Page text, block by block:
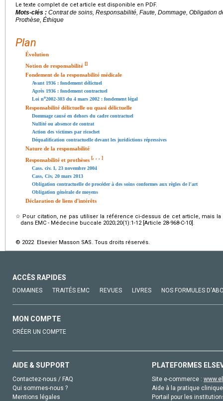
Le texte complet de cet article est disponible en PDF.
Mots-clés : Contrat de soins, Responsabilité, Faute, Dommage, Obligation
Prothèse, Éthique
Plan
Évolution
Notion de responsabilité []
Fondement de la responsabilité médicale
Avant 1936 : fondement délictuel
Après 1936 : fondement contractuel
Loi no2002-303 du 4 mars 2002 : fondement légal
Responsabilité délictuelle ou quasi délictuelle
Dommage causé en dehors du cadre contractuel
Nullité ou absence de contrat
Action des victimes par ricochet
Déqualification contractuelle devant les juridictions répressives
Nature de la responsabilité
Responsabilité et prothèses [, , , ]
Cass. civ. I, 23 novembre 2004
Cass, Civ, 20 mars 2013
Obligation contractuelle de procéder à des soins conformes aux règles de l'art
Obligation générale de moyens
Déclaration de liens d'intérêts
☆ Pour citation, ne pas utiliser la référence ci-dessus de cet article, mais
dans EMC - Médecine buccale 2020;20(1):1-12 [Article 28-968-C-10].
© 2022 Elsevier Masson SAS. Tous droits réservés.
ACCÈS RAPIDES
DOMAINES TRAITÉS EMC REVUES LIVRES NOS FORMULES
MON COMPTE
CRÉER UN COMPTE
AIDE & SUPPORT
Contactez-nous / FAQ
Qui sommes-nous ?
Mentions légales
PLATEFORMES
Site e-commerce :
Aide à la pratique
Portail pour les